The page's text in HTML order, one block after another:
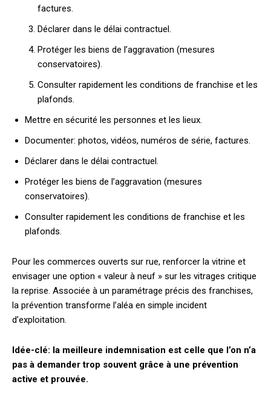
factures.
Déclarer dans le délai contractuel.
Protéger les biens de l’aggravation (mesures
conservatoires).
Consulter rapidement les conditions de franchise et les
plafonds.
Mettre en sécurité les personnes et les lieux.
Documenter: photos, vidéos, numéros de série, factures.
Déclarer dans le délai contractuel.
Protéger les biens de l’aggravation (mesures
conservatoires).
Consulter rapidement les conditions de franchise et les
plafonds.
Pour les commerces ouverts sur rue, renforcer la vitrine et
envisager une option « valeur à neuf » sur les vitrages critique
la reprise. Associée à un paramétrage précis des franchises,
la prévention transforme l’aléa en simple incident
d’exploitation.
Idée-clé: la meilleure indemnisation est celle que l’on n’a
pas à demander trop souvent grâce à une prévention
active et prouvée.